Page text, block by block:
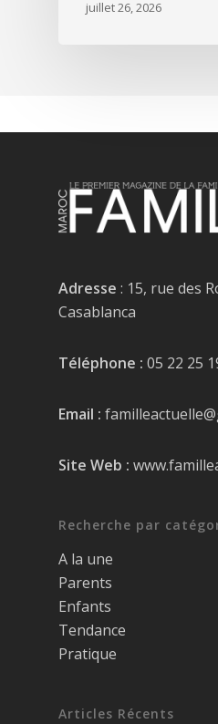
juillet 26, 2026
Adresse : 15, rue des
Casablanca
Téléphone : 05 22 25
Email :
Site Web :
Recherche par
A la une
Parents
Enfants
Tendance
Pratique
Articles Récents